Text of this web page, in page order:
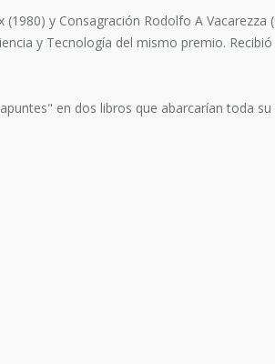
y Consagración Rodolfo A Vacarezza
y Tecnología del mismo premio.
en dos libros que abarcarían toda